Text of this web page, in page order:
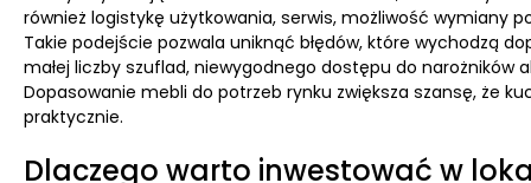
również logistykę użytkowania, serwis, możliwość wymiany
Takie podejście pozwala uniknąć błędów, które wychodzą
małej liczby szuflad, niewygodnego dostępu do
Dopasowanie mebli do potrzeb rynku zwiększa szansę, że
praktycznie.
Dlaczego warto inwestować w